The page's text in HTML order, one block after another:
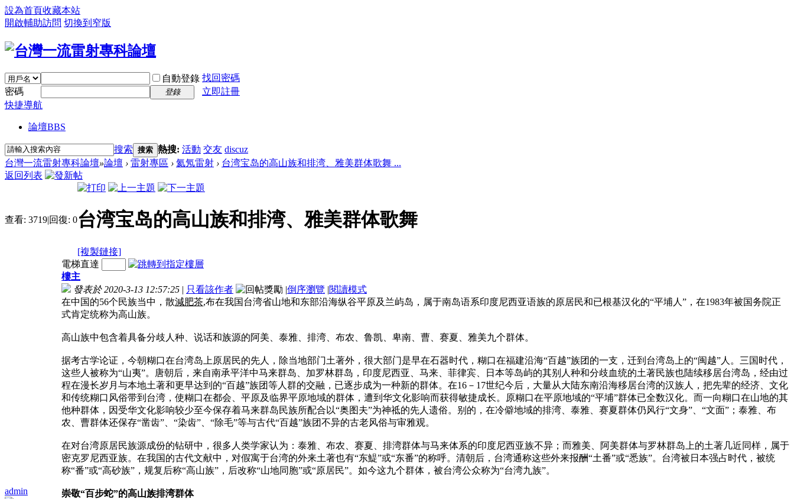
設為首頁收藏本站
開啟輔助訪問 切換到窄版
自動登錄 找回密碼
密碼
登錄
立即註冊
快捷導航
論壇BBS
搜索 搜索 熱搜: 活動 交友 discuz
台灣一流雷射專科論壇»論壇 › 雷射專區 › 氦氖雷射 › 台湾宝岛的高山族和排湾、雅美群体歌舞 ...
返回列表
查看: 3719|回復: 0台湾宝岛的高山族和排湾、雅美群体歌舞
[複製鏈接]
admin
電梯直達
樓主
發表於 2020-3-13 12:57:25 | 只看該作者 |倒序瀏覽 |閱讀模式
在中国的56个民族当中，散減肥茶,布在我国台湾省山地和东部沿海纵谷平原及兰屿岛，属于南岛语系印度尼西亚语族的原居民和已根基汉化的“平埔人”，在1983年被国务院正
式肯定统称为高山族。
高山族中包含着具备分歧人种、说话和族源的阿美、泰雅、排湾、布农、鲁凯、卑南、曹、赛夏、雅美九个群体。
据考古学论证，今朝糊口在台湾岛上原居民的先人，除当地部门土著外，很大部门是早在石器时代，糊口在福建沿海“百越”族团的一支，迁到台湾岛上的“闽越”人。三国时代，
这些人被称为“山夷”。唐朝后，来自南承平洋中马来群岛、加罗林群岛，印度尼西亚、马来、菲律宾、日本等岛屿的其别人种和分歧血统的土著民族也陆续移居台湾岛，经由过
程在漫长岁月与本地土著和更早达到的“百越”族团等人群的交融，已逐步成为一种新的群体。在16－17世纪今后，大量从大陆东南沿海移居台湾的汉族人，把先辈的经济、文化
和传统糊口风俗带到台湾，使糊口在都会、平原及临界平原地域的群体，遭到华文化影响而获得敏捷成长。原糊口在平原地域的“平埔”群体已全数汉化。而一向糊口在山地的其
他种群体，因受华文化影响较少至今保存着马来群岛民族所配合以“奥图夫”为神祗的先人遗俗。别的，在冷僻地域的排湾、泰雅、赛夏群体仍风行“文身”、“文面”；泰雅、布
农、曹群体还保存“凿齿”、“染齿”、“除毛”等与古代“百越”族团不异的古老风俗与审雅观。
在对台湾原居民族源成份的钻研中，很多人类学家认为：泰雅、布农、赛夏、排湾群体与马来体系的印度尼西亚族不异；而雅美、阿美群体与罗林群岛上的土著几近同样，属于
密克罗尼西亚族。在我国的古代文献中，对假寓于台湾的外来土著也有“东鯷”或“东番”的称呼。清朝后，台湾通称这些外来报酬“土番”或“悉族”。台湾被日本强占时代，被统
称“番”或“高砂族”，规复后称“高山族”，后改称“山地同胞”或“原居民”。如今这九个群体，被台湾公众称为“台湾九族”。
崇敬“百步蛇”的高山族排湾群体